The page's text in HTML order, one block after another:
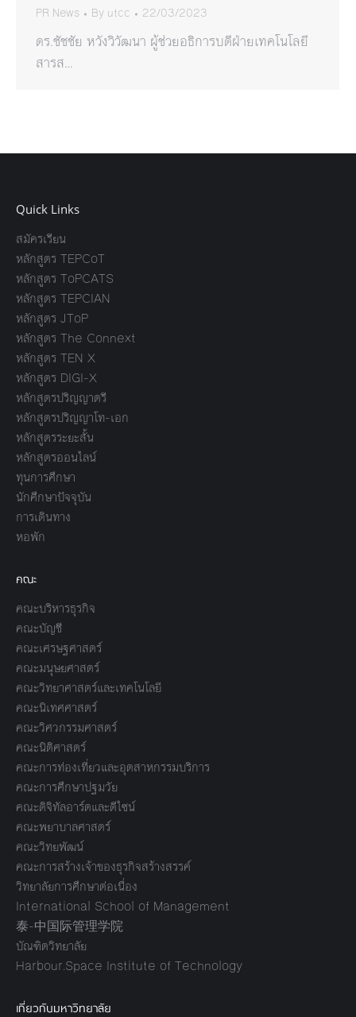
PR News By utcc 22/03/2023
ดร.ชัชชัย หวังวิวัฒนา ผู้ช่วยอธิการบดีฝ่ายเทคโนโลยี
สารส…
Quick Links
สมัครเรียน
หลักสูตร TEPCoT
หลักสูตร ToPCATS
หลักสูตร TEPCIAN
หลักสูตร JToP
หลักสูตร The Connext
หลักสูตร TEN X
หลักสูตร DIGI-X
หลักสูตรปริญญาตรี
หลักสูตรปริญญาโท-เอก
หลักสูตรระยะสั้น
หลักสูตรออนไลน์
ทุนการศึกษา
นักศึกษาปัจจุบัน
การเดินทาง
หอพัก
คณะ
คณะบริหารธุรกิจ
คณะบัญชี
คณะเศรษฐศาสตร์
คณะมนุษยศาสตร์
คณะวิทยาศาสตร์และเทคโนโลยี
คณะนิเทศศาสตร์
คณะวิศวกรรมศาสตร์
คณะนิติศาสตร์
คณะการท่องเที่ยวและอุตสาหกรรมบริการ
คณะการศึกษาปฐมวัย
คณะดิจิทัลอาร์ตและดีไซน์
คณะพยาบาลศาสตร์
คณะวิทยพัฒน์
คณะการสร้างเจ้าของธุรกิจสร้างสรรค์
วิทยาลัยการศึกษาต่อเนื่อง
International School of Management
泰-中国际管理学院
บัณฑิตวิทยาลัย
Harbour.Space Institute of Technology
เกี่ยวกับมหาวิทยาลัย